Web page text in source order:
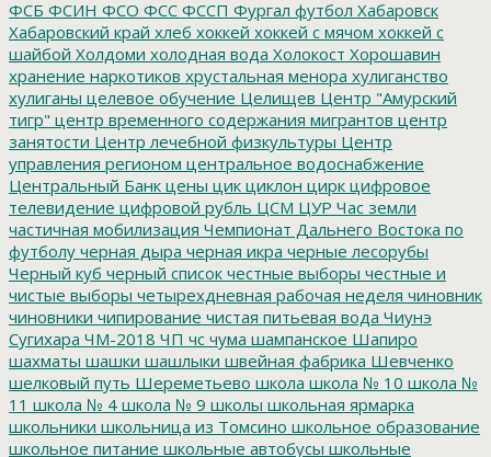
ФСБ ФСИН ФСО ФСС ФССП Фургал футбол Хабаровск
Хабаровский край хлеб хоккей хоккей с мячом хоккей с
шайбой Холдоми холодная вода Холокост Хорошавин
хранение наркотиков хрустальная менора хулиганство
хулиганы целевое обучение Целищев Центр "Амурский
тигр" центр временного содержания мигрантов центр
занятости Центр лечебной физкультуры Центр
управления регионом центральное водоснабжение
Центральный Банк цены цик циклон цирк цифровое
телевидение цифровой рубль ЦСМ ЦУР Час земли
частичная мобилизация Чемпионат Дальнего Востока по
футболу черная дыра черная икра черные лесорубы
Черный куб черный список честные выборы честные и
чистые выборы четырехдневная рабочая неделя чиновник
чиновники чипирование чистая питьевая вода Чиунэ
Сугихара ЧМ-2018 ЧП чс чума шампанское Шапиро
шахматы шашки шашлыки швейная фабрика Шевченко
шелковый путь Шереметьево школа школа № 10 школа №
11 школа № 4 школа № 9 школы школьная ярмарка
школьники школьница из Томсино школьное образование
школьное питание школьные автобусы школьные